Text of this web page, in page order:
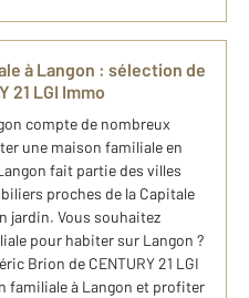
à Langon : sélection de
21 LGI Immo
compte de nombreux
une maison familiale en
fait partie des villes
proches de la Capitale
jardin. Vous souhaitez
pour habiter sur Langon ?
Brion de CENTURY 21 LGI
familiale à Langon et profiter